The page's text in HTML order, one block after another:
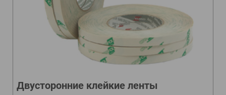
Двусторонние клейкие ленты